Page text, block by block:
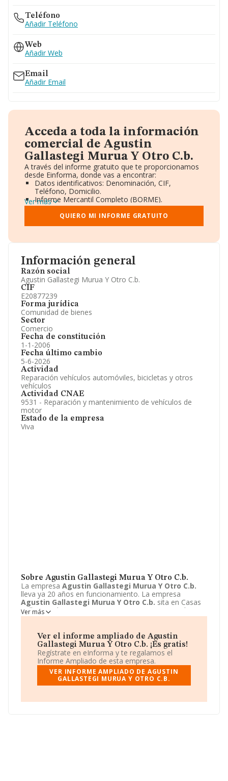
Información general
Razón social
Agustin Gallastegi Murua Y Otro C.b.
CIF
E20877239
Forma jurídica
Comunidad de bienes
Sector
Comercio
Fecha de constitución
1-1-2006
Fecha último cambio
5-6-2026
Actividad
Reparación vehículos automóviles, bicicletas y otros
vehículos
Actividad CNAE
9531 - Reparación y mantenimiento de vehículos de
motor
Estado de la empresa
Viva
Sobre Agustin Gallastegi Murua Y Otro C.b.
La empresa Agustin Gallastegi Murua Y Otro C.b.
lleva ya 20 años en funcionamiento. La empresa
Agustin Gallastegi Murua Y Otro C.b. sita en Casas
Telleria (uribarri Auzoa), 4 - PTA 5, Arrasate/mondragon,
Gipuzkoa. La actividad CNAE de esta compañía es 9531
La empreaAgustin Gallastegi Murua Y Otro C.b.
registra como Comunidad de bienes.
Ver más
Ver el informe ampliado de Agustin
Gallastegi Murua Y Otro C.b. ¡Es gratis!
Regístrate en eInforma y te regalamos el
Informe Ampliado de esta empresa.
VER INFORME AMPLIADO DE AGUSTIN
GALLASTEGI MURUA Y OTRO C.B.
Teléfono
Añadir Teléfono
Web
Añadir Web
Email
Añadir Email
Acceda a toda la información
comercial de Agustin
Gallastegi Murua Y Otro C.b.
A través del informe gratuito que te proporcionamos
desde Einforma, donde vas a encontrar:
Datos identificativos: Denominación, CIF,
Teléfono, Domicilio.
Informe Mercantil Completo (BORME).
Gráficos de Evolución Ventas y Empleados.
Consejo de Administración y Administradores.
Directivos y Ejecutivos.
Información oficial y registral complementaria.
Ver más
QUIERO MI INFORME GRATUITO